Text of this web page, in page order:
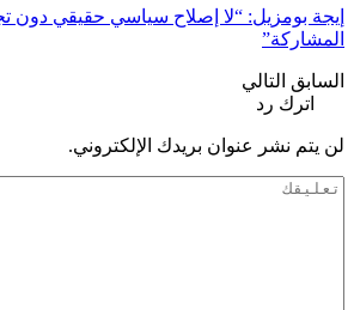
إيجة بومزيل: “لا إصلاح سياسي حقيقي دون
المشاركة”
السابق التالي
اترك رد
لن يتم نشر عنوان بريدك الإلكتروني.